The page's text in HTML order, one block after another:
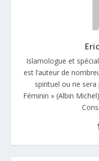
Islamologue et
est l’auteur de
spirituel ou ne sera
Féminin » (Albin